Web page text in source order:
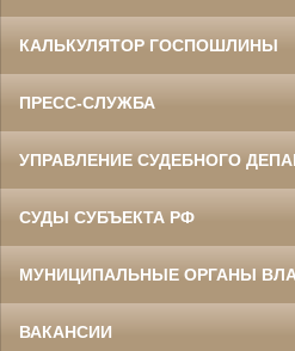
КАЛЬКУЛЯТОР ГОСПОШЛИНЫ
ПРЕСС-СЛУЖБА
УПРАВЛЕНИЕ СУДЕБНОГО
СУДЫ СУБЪЕКТА РФ
МУНИЦИПАЛЬНЫЕ ОРГАНЫ
ВАКАНСИИ